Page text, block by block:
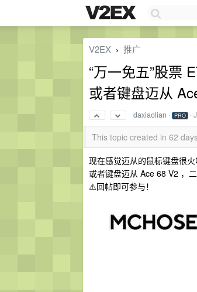
V2EX › 推广
“万一免五”股票
或者键盘迈从
daxiaolian · PRO ·
This topic created in 62
现在感觉迈从的鼠标键盘很
或者键盘迈从 Ace 68 V2 ，
⚠️回帖即可参与！